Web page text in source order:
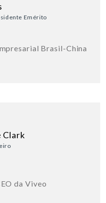
Emérito
Brasil-China
Clark
da Viveo